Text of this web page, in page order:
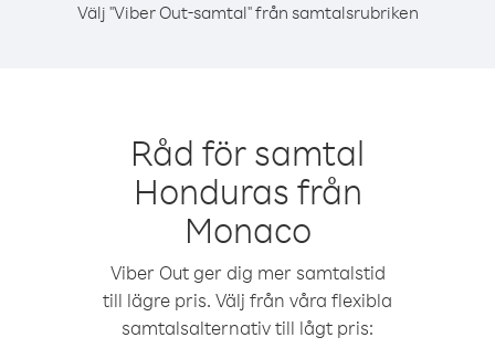
Välj "Viber Out-samtal" från samtalsrubriken
Råd för samtal
Honduras från
Monaco
Viber Out ger dig mer samtalstid
till lägre pris. Välj från våra flexibla
samtalsalternativ till lågt pris: